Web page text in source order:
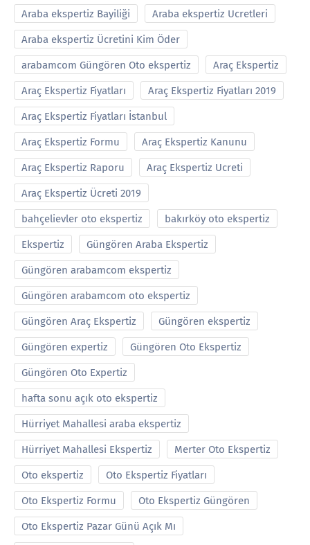
Araba ekspertiz Bayiliği Araba ekspertiz Ucretleri
Araba ekspertiz Ücretini Kim Öder
arabamcom Güngören Oto ekspertiz Araç Ekspertiz
Araç Ekspertiz Fiyatları Araç Ekspertiz Fiyatları 2019
Araç Ekspertiz Fiyatları İstanbul
Araç Ekspertiz Formu Araç Ekspertiz Kanunu
Araç Ekspertiz Raporu Araç Ekspertiz Ucreti
Araç Ekspertiz Ücreti 2019
bahçelievler oto ekspertiz bakırköy oto ekspertiz
Ekspertiz Güngören Araba Ekspertiz
Güngören arabamcom ekspertiz
Güngören arabamcom oto ekspertiz
Güngören Araç Ekspertiz Güngören ekspertiz
Güngören expertiz Güngören Oto Ekspertiz
Güngören Oto Expertiz
hafta sonu açık oto ekspertiz
Hürriyet Mahallesi araba ekspertiz
Hürriyet Mahallesi Ekspertiz Merter Oto Ekspertiz
Oto ekspertiz Oto Ekspertiz Fiyatları
Oto Ekspertiz Formu Oto Ekspertiz Güngören
Oto Ekspertiz Pazar Günü Açık Mı